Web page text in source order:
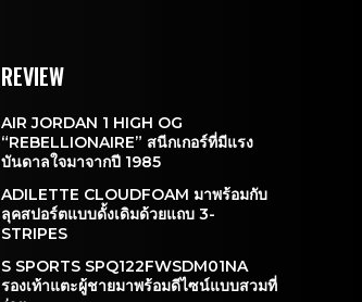
REVIEW
AIR JORDAN 1 HIGH OG
“REBELLIONAIRE” สนีกเกอร์ที่มีแรง
บันดาลใจมาจากปี 1985
ADILETTE CLOUDFOAM มาพร้อมกับ
ลุคสปอร์ตแบบดั้งเดิมด้วยแถบ 3-
STRIPES
S SPORTS SPQ122FWSDM01NA
รองเท้าแตะผู้ชายมาพร้อมดีไซน์แบบสวมที่